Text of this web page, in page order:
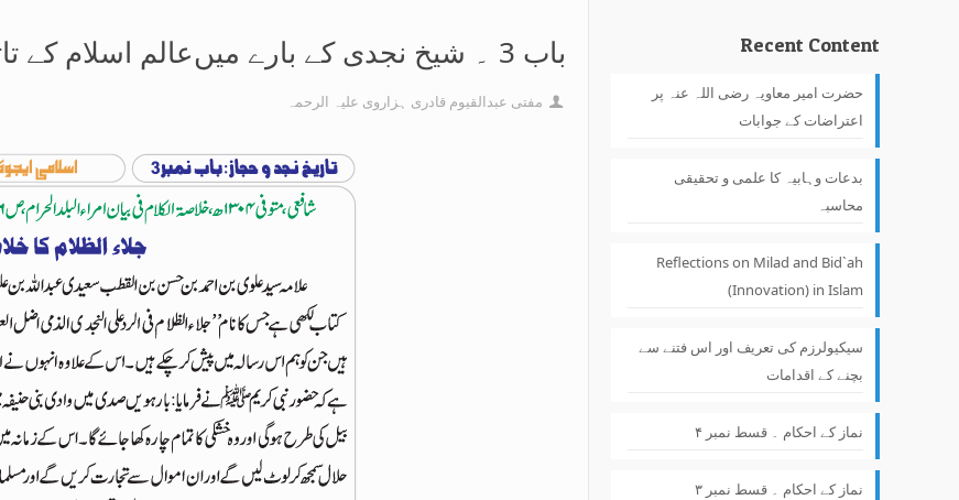
باب 3 ۔ شیخ نجدی کے بارے میں‌عالم اسلام کے تاثرات
مفتی عبدالقیوم قادری ہزاروی علیہ الرحمہ
Recent Content
حضرت امیر معاویہ رضی اللہ عنہ پر
اعتراضات کے جوابات
بدعات وہابیہ کا علمی و تحقیقی
محاسبہ
Reflections on Milad and Bid`ah
(Innovation) in Islam
سیکیولرزم کی تعریف اور اس فتنے سے
بچنے کے اقدامات
نماز کے احکام ۔ قسط نمبر ۴
نماز کے احکام ۔ قسط نمبر ۳